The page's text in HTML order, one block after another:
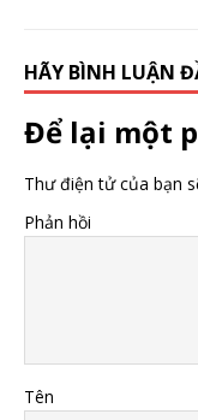
HÃY BÌNH LUẬN
Để lại một
Thư điện tử của bạn
Phản hồi
Tên